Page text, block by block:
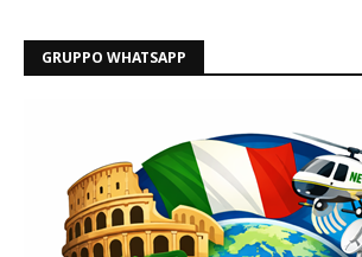
GRUPPO WHATSAPP